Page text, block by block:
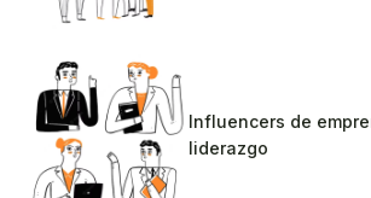
Influencers de
liderazgo